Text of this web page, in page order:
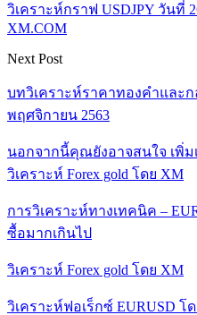
วิเคราะห์กราฟ USDJPY วันที่
XM.COM
Next Post
บทวิเคราะห์ราคาทองคำและ
พฤศจิกายน 2563
นอกจากนี้คุณยังอาจสนใจ เพิ่
วิเคราะห์ Forex gold โดย XM
การวิเคราะห์ทางเทคนิค –
ซื้อมากเกินไป
วิเคราะห์ Forex gold โดย XM
วิเคราะห์ฟอเร็กซ์ EURUSD โ